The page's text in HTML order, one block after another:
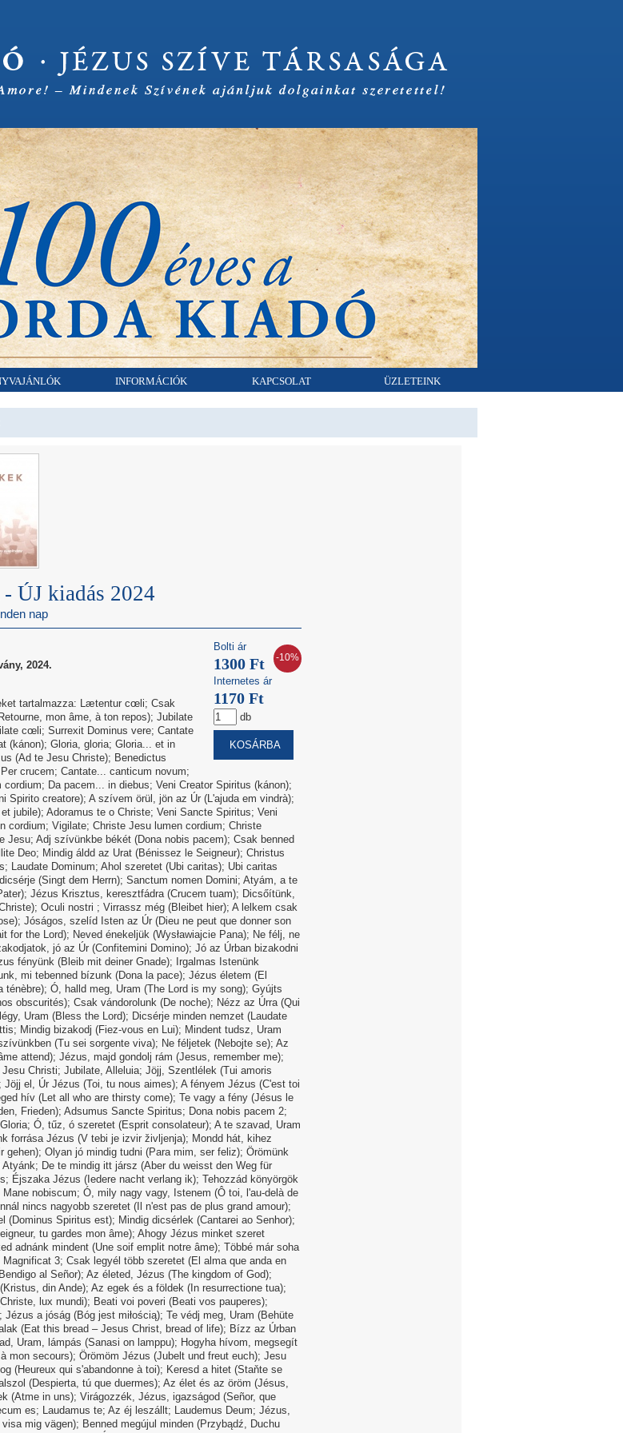
INFORMÁCIÓK KAPCSOLAT ÜZLETEINK
ÚJ kiadás 2024
nap
Bolti ár
1300 Ft -10%
Internetes ár
1170 Ft
db
2024.
tartalmazza: Lætentur cœli; Csak
mon âme, à ton repos); Jubilate
cœli; Surrexit Dominus vere; Cantate
(kánon); Gloria, gloria; Gloria... et in
(Ad te Jesu Christe); Benedictus
crucem; Cantate... canticum novum;
Da pacem... in diebus; Veni Creator Spiritus (kánon);
Spirito creatore); A szívem örül, jön az Úr (L'ajuda em vindrà);
jubile); Adoramus te o Christe; Veni Sancte Spiritus; Veni
cordium; Vigilate; Christe Jesu lumen cordium; Christe
Jesu; Adj szívünkbe békét (Dona nobis pacem); Csak benned
Deo; Mindig áldd az Urat (Bénissez le Seigneur); Christus
Laudate Dominum; Ahol szeretet (Ubi caritas); Ubi caritas
(Singt dem Herrn); Sanctum nomen Domini; Atyám, a te
Jézus Krisztus, keresztfádra (Crucem tuam); Dicsőítünk,
Oculi nostri ; Virrassz még (Bleibet hier); A lelkem csak
Jóságos, szelíd Isten az Úr (Dieu ne peut que donner son
for the Lord); Neved énekeljük (Wysławiajcie Pana); Ne félj, ne
jó az Úr (Confitemini Domino); Jó az Úrban bizakodni
fényünk (Bleib mit deiner Gnade); Irgalmas Istenünk
mi tebenned bízunk (Dona la pace); Jézus életem (El
ténèbre); Ó, halld meg, Uram (The Lord is my song); Gyújts
obscurités); Csak vándorolunk (De noche); Nézz az Úrra (Qui
Uram (Bless the Lord); Dicsérje minden nemzet (Laudate
Mindig bizakodj (Fiez-vous en Lui); Mindent tudsz, Uram
(Tu sei sorgente viva); Ne féljetek (Nebojte se); Az
attend); Jézus, majd gondolj rám (Jesus, remember me);
Christi; Jubilate, Alleluia; Jöjj, Szentlélek (Tui amoris
Jöjj el, Úr Jézus (Toi, tu nous aimes); A fényem Jézus (C'est toi
hív (Let all who are thirsty come); Te vagy a fény (Jésus le
Frieden); Adsumus Sancte Spiritus; Dona nobis pacem 2;
Ó, tűz, ó szeretet (Esprit consolateur); A te szavad, Uram
forrása Jézus (V tebi je izvir življenja); Mondd hát, kihez
gehen); Olyan jó mindig tudni (Para mim, ser feliz); Örömünk
De te mindig itt jársz (Aber du weisst den Weg für
Éjszaka Jézus (Iedere nacht verlang ik); Tehozzád könyörgök
nobiscum; Ó, mily nagy vagy, Istenem (Ô toi, l'au-delà de
nincs nagyobb szeretet (Il n'est pas de plus grand amour);
(Dominus Spiritus est); Mindig dicsérlek (Cantarei ao Senhor);
tu gardes mon âme); Ahogy Jézus minket szeret
adnánk mindent (Une soif emplit notre âme); Többé már soha
3; Csak legyél több szeretet (El alma que anda en
al Señor); Az életed, Jézus (The kingdom of God);
din Ande); Az egek és a földek (In resurrectione tua);
lux mundi); Beati voi poveri (Beati vos pauperes);
Jézus a jóság (Bóg jest miłością); Te védj meg, Uram (Behüte
(Eat this bread – Jesus Christ, bread of life); Bízz az Úrban
Uram, lámpás (Sanasi on lamppu); Hogyha hívom, megsegít
mon secours); Örömöm Jézus (Jubelt und freut euch); Jesu
(Heureux qui s'abandonne à toi); Keresd a hitet (Staňte se
(Despierta, tú que duermes); Az élet és az öröm (Jésus,
(Atme in uns); Virágozzék, Jézus, igazságod (Señor, que
es; Laudamus te; Az éj leszállt; Laudemus Deum; Jézus,
mig vägen); Benned megújul minden (Przybądź, Duchu